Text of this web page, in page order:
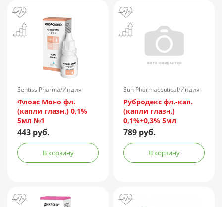
Sentiss Pharma/Индия
Флоас Моно фл.
(капли глазн.) 0,1%
5мл №1
443 руб.
В корзину
Sun Pharmaceutical/Индия
Рубродекс фл.-кап.
(капли глазн.)
0,1%+0,3% 5мл
789 руб.
В корзину